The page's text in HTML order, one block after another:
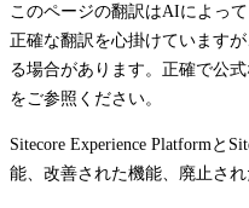
このページの翻訳はAIによっ
正確な翻訳を心掛けています
る場合があります。正確で公
をご参照ください。
Sitecore Experience Platformと
能、改善された機能、廃止さ